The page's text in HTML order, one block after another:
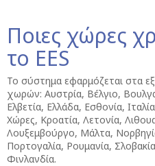
Ποιες χώρες
το EES
Το σύστημα εφαρμόζεται στα
χωρών: Αυστρία, Βέλγιο,
Ελβετία, Ελλάδα, Εσθονία,
Χώρες, Κροατία, Λετονία,
Λουξεμβούργο, Μάλτα,
Πορτογαλία, Ρουμανία,
Φινλανδία.